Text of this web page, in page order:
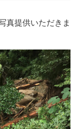
真提供いただきま